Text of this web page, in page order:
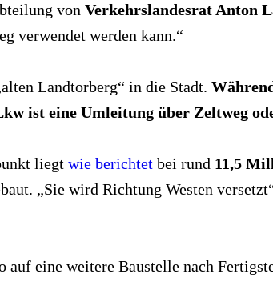
von Verkehrslandesrat Anton
verwendet werden kann.“
Landtorberg“ in die Stadt.
ist eine Umleitung über Zeltweg
liegt wie berichtet bei rund 11,5
„Sie wird Richtung Westen
auf eine weitere Baustelle nach